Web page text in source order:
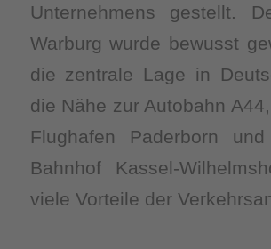
Unternehmens gestellt.
Warburg wurde bewusst
die zentrale Lage in
die Nähe zur Autobahn
Flughafen Paderborn
Bahnhof Kassel-
viele Vorteile der